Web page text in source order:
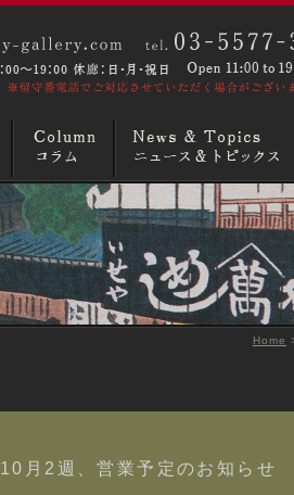
お問い合わせ
Home
10月2週、営業予定のお知らせ